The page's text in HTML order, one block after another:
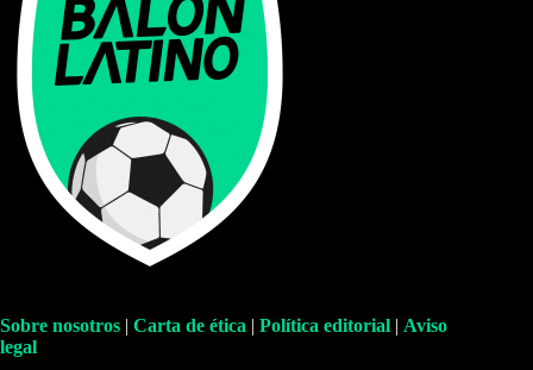
Sobre nosotros | Carta de ética | Política editorial | Aviso
legal